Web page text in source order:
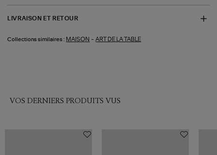
LIVRAISON ET RETOUR
Collections similaires : MAISON -ART DE LA TABLE
VOS DERNIERS PRODUITS VUS